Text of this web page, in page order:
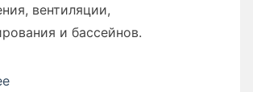
вентиляции,
и бассейнов.